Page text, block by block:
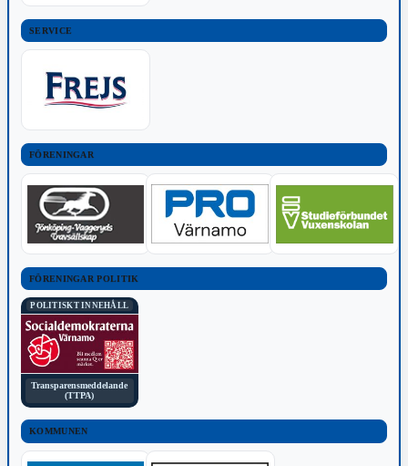
SERVICE
FÖRENINGAR
FÖRENINGAR POLITIK
POLITISKT INNEHÅLL
Transparensmeddelande
(TTPA)
KOMMUNEN